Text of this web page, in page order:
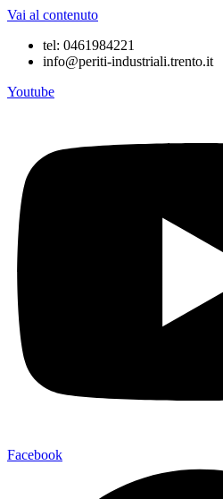
Vai al contenuto
tel: 0461984221
info@periti-industriali.trento.it
Youtube
Facebook